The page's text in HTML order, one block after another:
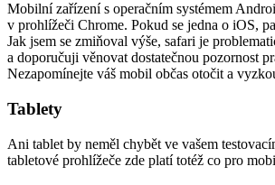
Mobilní zařízení s operačním systémem
v prohlížeči Chrome. Pokud se jedna o iOS,
Jak jsem se zmiňoval výše, safari je
a doporučuji věnovat dostatečnou pozornost
Nezapomínejte váš mobil občas otočit a
Tablety
Ani tablet by neměl chybět ve vašem
tabletové prohlížeče zde platí totéž co pro